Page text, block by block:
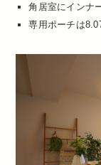
角居室にインナ
専用ポーチは